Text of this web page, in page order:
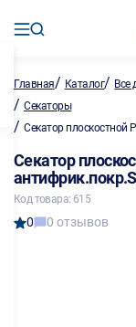
Главная/ Каталог/ Все
/ Секаторы
/ Секатор плоскостной
Секатор
Код товара: 615
0 0 отзывов